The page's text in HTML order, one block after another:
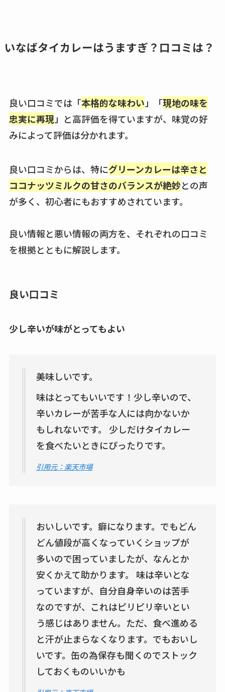
め替えはどこで売っ
アクアテクトゲルが
売ってる場所はど
こ？楽天・amazonで
れの口コミも調査
しまむら布団セット
の料金は？セール・
つ？激安販売店・通
売店も調査
など解説
ビタクラフトのウル
トラが廃盤？なぜ？
復刻はある？ウルト
ない？売ってる場所
は？代わりの代用品
も調査
クランベリージュー
スはコンビニで売っ
てる？薬局やイオン
は？おすすめや効果
も調査
いなばタイカレーはうますぎ？口コミは？
良い口コミでは「本格的な味わい 」「現地の味を
忠実に再現 」と高評価を得ていますが、味覚の好
みによって評価は分かれます。
良い口コミからは、特にグリーンカレーは辛さと
ココナッツミルクの甘さのバランスが絶妙との声
が多く、初心者にもおすすめされています。
良い情報と悪い情報の両方を、それぞれの口コミ
を根拠とともに解説します。
良い口コミ
少し辛いが味がとってもよい
美味しいです。
味はとってもいいです！少し辛いので、
辛いカレーが苦手な人には向かないか
もしれないです。 少しだけタイカレー
を食べたいときにぴったりです。
引用元：楽天市場
おいしいです。癖になります。でもどん
どん値段が高くなっていくショップが
多いので困っていましたが、なんとか
安くかえて助かります。 味は辛いとな
っていますが、自分自身辛いのは苦手
なのですが、これはピリピリ辛いとい
う感じはありません。ただ、食べ進める
と汗が止まらなくなります。でもおいし
いです。缶の為保存も聞くのでストック
しておくものいいかも